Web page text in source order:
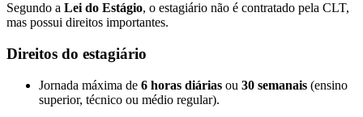
Segundo a Lei do Estágio, o estagiário não é contratado pela CLT,
mas possui direitos importantes.
Direitos do estagiário
Jornada máxima de 6 horas diárias ou 30 semanais (ensino
superior, técnico ou médio regular).